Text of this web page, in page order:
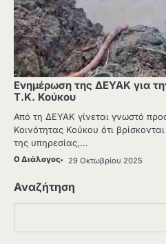
Ενημέρωση της ΔΕΥΑΚ για
Τ.Κ. Κούκου
Από τη ΔΕΥΑΚ γίνεται γνωστό
Κοινότητας Κούκου ότι
της υπηρεσίας,…
Ο Διάλογος 29 Οκτωβρίου 2025
Αναζήτηση